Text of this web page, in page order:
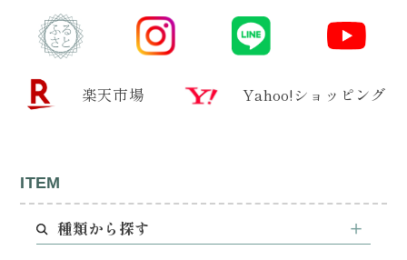
楽天市場 Yahoo!ショッピング
ITEM
種類から探す